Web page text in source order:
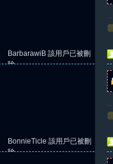
BarbarawiB 該用戶已被刪
除
BonnieTicle 該用戶已被刪
除